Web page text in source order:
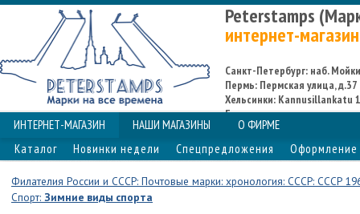
Peterstamps
интернет-магазин
Санкт-Петербург: наб.
Пермь: Пермская улица, д.37
Хельсинки: Kannusillankatu
Espoo
ИНТЕРНЕТ-МАГАЗИН НАШИ МАГАЗИНЫ
О ФИРМЕ
Каталог
Новинки недели Спецпредложения Оформление
Филателия России и СССР: Почтовые марки: хронология: СССР: СССР
Спорт: Зимние виды спорта